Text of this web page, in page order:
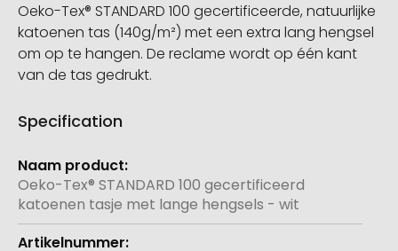
Oeko-Tex® STANDARD 100 gecertificeerde, natuurlijke
katoenen tas (140g/m²) met een extra lang hengsel
om op te hangen. De reclame wordt op één kant
van de tas gedrukt.
Specification
Meer
informatie
Oeko-Tex® STANDARD 100 gecertificeerd
katoenen tasje met lange hengsels - wit